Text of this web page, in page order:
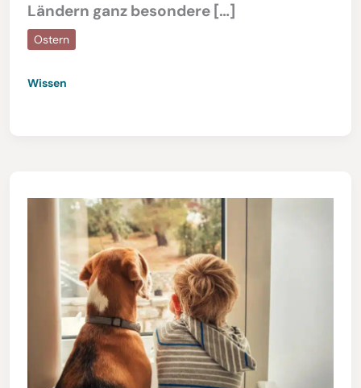
Ländern ganz besondere […]
Ostern
Wissen